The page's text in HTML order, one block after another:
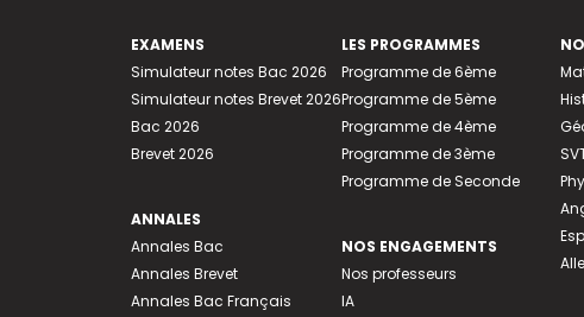
EXAMENS
Simulateur notes Bac 2026
Simulateur notes Brevet 2026
Bac 2026
Brevet 2026
ANNALES
Annales Bac
Annales Brevet
Annales Bac Français
LES PROGRAMMES
Programme de 6ème
Programme de 5ème
Programme de 4ème
Programme de 3ème
Programme de Seconde
NOS ENGAGEMENTS
Nos professeurs
IA